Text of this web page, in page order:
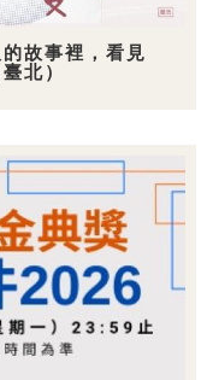
故事裡，看見
北）